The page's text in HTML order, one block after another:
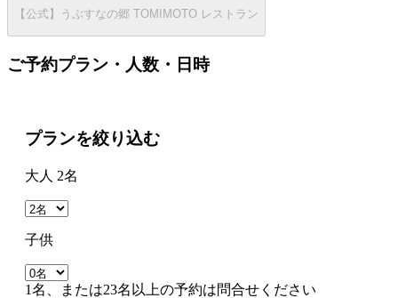
【公式】うぶすなの郷 TOMIMOTO レストラン
ご予約プラン・人数・日時
プランを絞り込む
大人 2名
子供
1名、または23名以上の予約は問合せください